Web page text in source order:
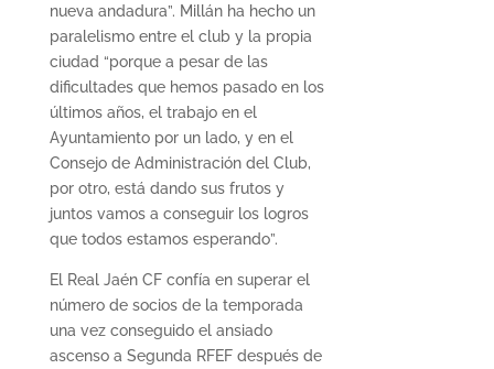
nueva andadura”. Millán ha hecho un
paralelismo entre el club y la propia
ciudad “porque a pesar de las
dificultades que hemos pasado en los
últimos años, el trabajo en el
Ayuntamiento por un lado, y en el
Consejo de Administración del Club,
por otro, está dando sus frutos y
juntos vamos a conseguir los logros
que todos estamos esperando”.
El Real Jaén CF confía en superar el
número de socios de la temporada
una vez conseguido el ansiado
ascenso a Segunda RFEF después de